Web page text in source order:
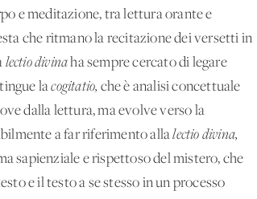
e meditazione, tra lettura orante e
che ritmano la recitazione dei versetti in
lectio divinaha sempre cercato di legare
lacogitatio, che è analisi concettuale
dalla lettura, ma evolve verso la
a far riferimento allalectio divina,
sapienziale e rispettoso del mistero, che
e il testo a se stesso in un processo